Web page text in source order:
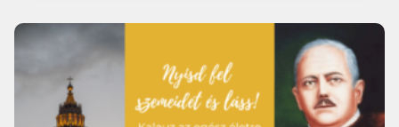
HERCEG:
SZEMEIDET
LÁSS!